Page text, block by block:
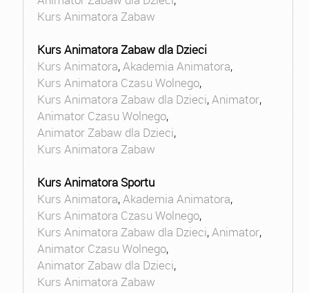
Kurs Animatora Zabaw
Kurs Animatora Zabaw dla Dzieci
Kurs Animatora,Akademia Animatora,
Kurs Animatora Czasu Wolnego,
Kurs Animatora Zabaw dla Dzieci,Animator,
Animator Czasu Wolnego,
Animator Zabaw dla Dzieci,
Kurs Animatora Zabaw
Kurs Animatora Sportu
Kurs Animatora,Akademia Animatora,
Kurs Animatora Czasu Wolnego,
Kurs Animatora Zabaw dla Dzieci,Animator,
Animator Czasu Wolnego,
Animator Zabaw dla Dzieci,
Kurs Animatora Zabaw